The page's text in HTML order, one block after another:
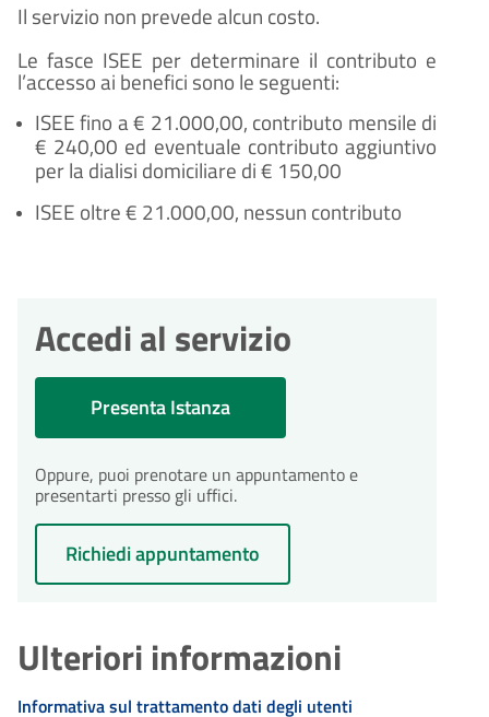
10
giorni
Eventuale richiesta di
Durante l'istruttoria, potrebbero
essere necessarie integrazioni. Il
comune ti invierà una richiesta di
integrazioni entro 10 giorni
dall'avvio del procedimento.
giorni procedimento
Il procedimento amministrativo
sarà concluso entro un massimo
di 30 giorni dalla presentazione
dell'istanza.
Il servizio non prevede alcun costo.
Le fasce ISEE per determinare il contributo e
l’accesso ai benefici sono le seguenti:
ISEE fino a € 21.000,00, contributo mensile di
€ 240,00 ed eventuale contributo aggiuntivo
per la dialisi domiciliare di € 150,00
ISEE oltre € 21.000,00, nessun contributo
Accedi al servizio
Presenta Istanza
Oppure, puoi prenotare un appuntamento e
presentarti presso gli uffici.
Richiedi appuntamento
Ulteriori informazioni
Informativa sul trattamento dati degli utenti